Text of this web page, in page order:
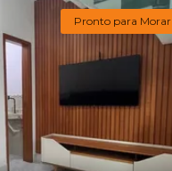
Pronto para Morar